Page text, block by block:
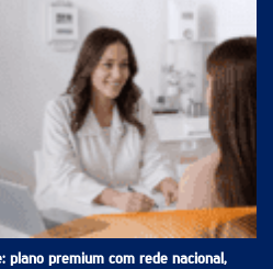
plano premium com rede nacional,